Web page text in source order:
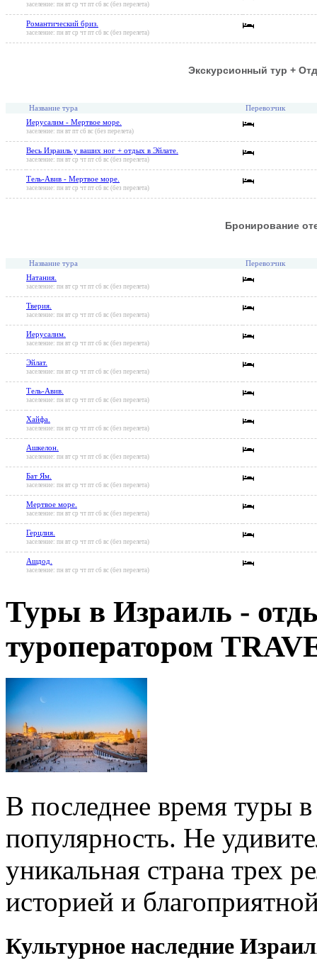
заселение: пн вт ср чт пт сб вс (без перелета)
Романтический бриз.
заселение: пн вт ср чт пт сб вс (без перелета)
Экскурсионный тур +
Название тура Перевозчик
Иерусалим - Мертвое море.
заселение: пн вт пт сб вс (без перелета)
Весь Израиль у ваших ног + отдых в Эйлате.
заселение: пн вт ср чт пт сб вс (без перелета)
Тель-Авив - Мертвое море.
заселение: пн вт ср чт пт сб вс (без перелета)
Бронирование
Название тура Перевозчик
Натания.
заселение: пн вт ср чт пт сб вс (без перелета)
Тверия.
заселение: пн вт ср чт пт сб вс (без перелета)
Иерусалим.
заселение: пн вт ср чт пт сб вс (без перелета)
Эйлат.
заселение: пн вт ср чт пт сб вс (без перелета)
Тель-Авив.
заселение: пн вт ср чт пт сб вс (без перелета)
Хайфа.
заселение: пн вт ср чт пт сб вс (без перелета)
Ашкелон.
заселение: пн вт ср чт пт сб вс (без перелета)
Бат Ям.
заселение: пн вт ср чт пт сб вс (без перелета)
Мертвое море.
заселение: пн вт ср чт пт сб вс (без перелета)
Герцлия.
заселение: пн вт ср чт пт сб вс (без перелета)
Ашдод.
заселение: пн вт ср чт пт сб вс (без перелета)
Туры в Израиль -
туроператором
В последнее время туры
популярность. Не
уникальная страна трех
историей и
Культурное наследние